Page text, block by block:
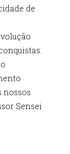
de
nossos
Sensei